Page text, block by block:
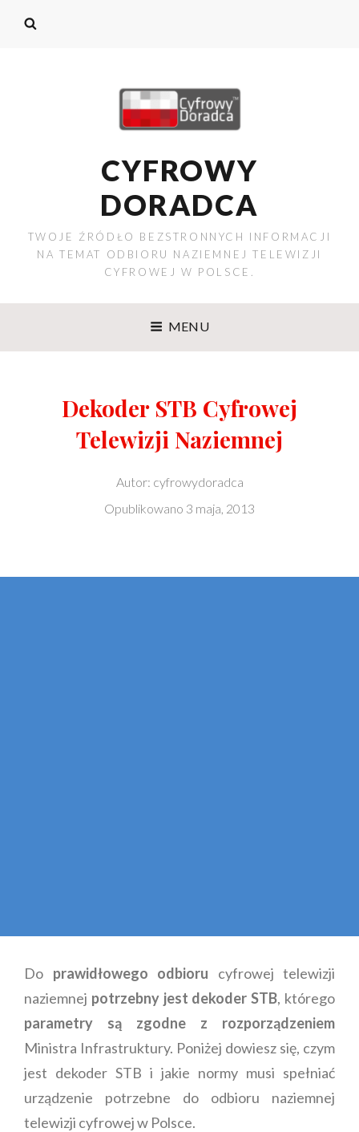
CYFROWY
DORADCA
TWOJE ŹRÓDŁO BEZSTRONNYCH INFORMACJI
NA TEMAT ODBIORU NAZIEMNEJ TELEWIZJI
CYFROWEJ W POLSCE.
MENU
Dekoder STB Cyfrowej
Telewizji Naziemnej
Autor: cyfrowydoradca
Opublikowano 3 maja, 2013
Do prawidłowego odbioru cyfrowej telewizji
naziemnej potrzebny jest dekoder STB, którego
parametry są zgodne z rozporządzeniem
Ministra Infrastruktury. Poniżej dowiesz się, czym
jest dekoder STB i jakie normy musi spełniać
urządzenie potrzebne do odbioru naziemnej
telewizji cyfrowej w Polsce.